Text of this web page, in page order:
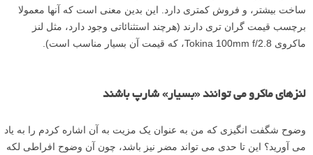
ساخت بیشتر، و فروش کمتری دارد. این بدین معنی است که آنها معمولا
برچسب قیمت گران تری دارند (هرچند استثنائاتی وجود دارد، مثل لنز
ماکروی Tokina 100mm f/2.8، که قیمت آن بسیار مناسب است).
لنزهای ماکرو می توانند «بسیار» شارپ باشند
وضوح شگفت انگیزی که من به عنوان یک مزیت به آن اشاره کردم را به یاد
می آورید؟ این تا حدی می تواند مضر نیز باشد، چون آن وضوح افراطی لکه